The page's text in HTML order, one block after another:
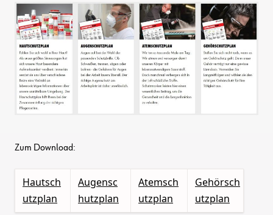
Zum Download:
Hautsch
utzplan
Augensc
hutzplan
Atemsch
utzplan
Gehörsch
utzplan